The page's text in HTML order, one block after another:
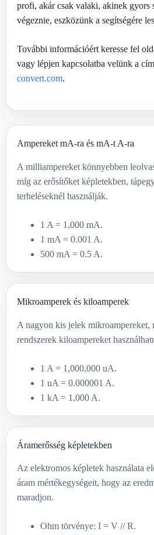
profi, akár csak valaki, akinek gyors
végeznie, eszközünk a segítségére
További információért keresse fel
vagy lépjen kapcsolatba velünk a
convert.com.
Ampereket mA-ra és mA-t A-ra
A milliampereket könnyebben
míg az erősítőket képletekben,
terheléseknél használják.
1 A = 1,000 mA.
1 mA = 0.001 A.
500 mA = 0.5 A.
Mikroamperek és kiloamperek
A nagyon kis jelek mikroampereket,
rendszerek kiloampereket
1 A = 1,000,000 uA.
1 uA = 0.000001 A.
1 kA = 1,000 A.
Áramerősség képletekben
Az elektromos képletek használata
áram mértékegységeit, hogy az
maradjon.
Ohm törvénye: I = V // R.